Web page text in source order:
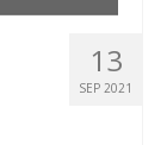
13
SEP 2021